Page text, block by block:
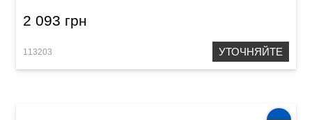
2 093 грн
113203 УТОЧНЯЙТЕ